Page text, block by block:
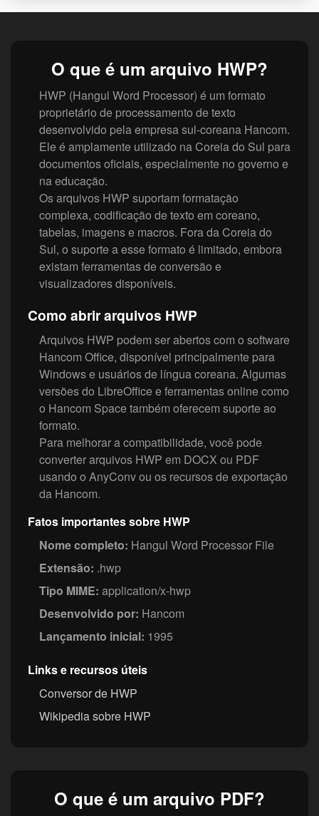
O que é um arquivo HWP?
HWP (Hangul Word Processor) é um formato
proprietário de processamento de texto
desenvolvido pela empresa sul-coreana Hancom.
Ele é amplamente utilizado na Coreia do Sul para
documentos oficiais, especialmente no governo e
na educação.
Os arquivos HWP suportam formatação
complexa, codificação de texto em coreano,
tabelas, imagens e macros. Fora da Coreia do
Sul, o suporte a esse formato é limitado, embora
existam ferramentas de conversão e
visualizadores disponíveis.
Como abrir arquivos HWP
Arquivos HWP podem ser abertos com o software
Hancom Office, disponível principalmente para
Windows e usuários de língua coreana. Algumas
versões do LibreOffice e ferramentas online como
o Hancom Space também oferecem suporte ao
formato.
Para melhorar a compatibilidade, você pode
converter arquivos HWP em DOCX ou PDF
usando o AnyConv ou os recursos de exportação
da Hancom.
Fatos importantes sobre HWP
Nome completo: Hangul Word Processor File
Extensão: .hwp
Tipo MIME: application/x-hwp
Desenvolvido por: Hancom
Lançamento inicial: 1995
Links e recursos úteis
Conversor de HWP
Wikipedia sobre HWP
O que é um arquivo PDF?